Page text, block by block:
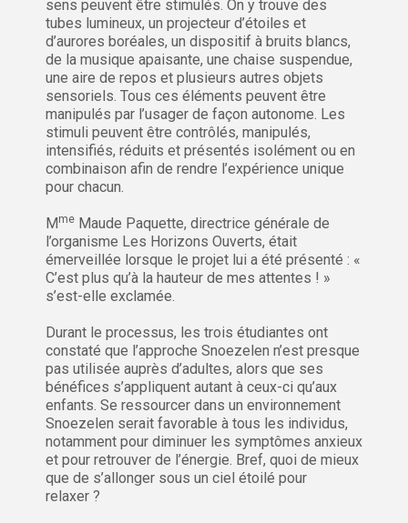
sens peuvent être stimulés. On y trouve des
tubes lumineux, un projecteur d’étoiles et
d’aurores boréales, un dispositif à bruits blancs,
de la musique apaisante, une chaise suspendue,
une aire de repos et plusieurs autres objets
sensoriels. Tous ces éléments peuvent être
manipulés par l’usager de façon autonome. Les
stimuli peuvent être contrôlés, manipulés,
intensifiés, réduits et présentés isolément ou en
combinaison afin de rendre l’expérience unique
pour chacun.
M me Maude Paquette, directrice générale de
l’organisme Les Horizons Ouverts, était
émerveillée lorsque le projet lui a été présenté : «
C’est plus qu’à la hauteur de mes attentes ! »
s’est-elle exclamée.
Durant le processus, les trois étudiantes ont
constaté que l’approche Snoezelen n’est presque
pas utilisée auprès d’adultes, alors que ses
bénéfices s’appliquent autant à ceux-ci qu’aux
enfants. Se ressourcer dans un environnement
Snoezelen serait favorable à tous les individus,
notamment pour diminuer les symptômes anxieux
et pour retrouver de l’énergie. Bref, quoi de mieux
que de s’allonger sous un ciel étoilé pour
relaxer ?